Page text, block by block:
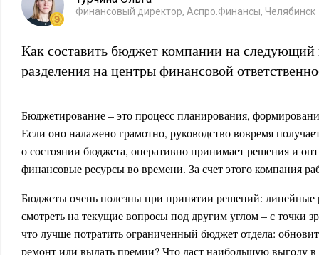
Финансовый директор, Аспро.Финансы, Челябинск
Как составить бюджет компании на
разделения на центры финансовой
Бюджетирование – это процесс планирования,
Если оно налажено грамотно, руководство вовремя
о состоянии бюджета, оперативно принимает решения и
финансовые ресурсы во времени. За счет этого компания
Бюджеты очень полезны при принятии решений: линейные
смотреть на текущие вопросы под другим углом – с точки
что лучше потратить ограниченный бюджет отдела:
ремонт или выдать премии? Что даст наибольшую выгоду в